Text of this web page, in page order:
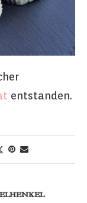
entstanden.